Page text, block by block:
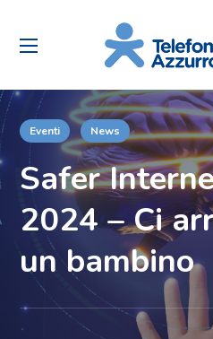
Eventi News
Safer
2024 – Ci
un bambino